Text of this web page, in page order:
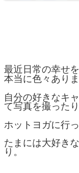
最近日常の幸せ
本当に色々あり
自分の好きなキ
て写真を撮ったり
ホットヨガに行っ
たまには大好き
り。